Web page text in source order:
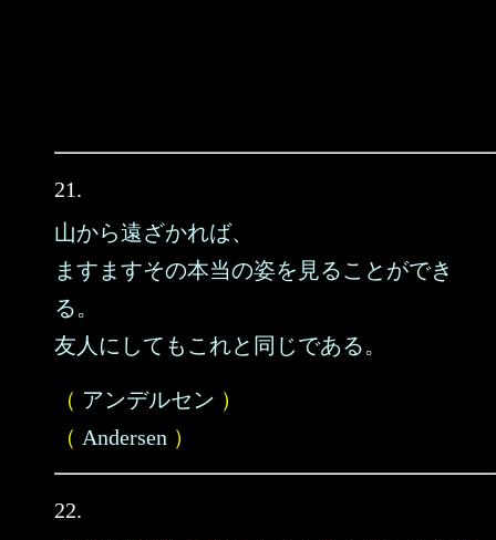
21.
山から遠ざかれば、
ますますその本当の姿を見ることができ
る。
友人にしてもこれと同じである。
（ アンデルセン ）
（ Andersen ）
22.